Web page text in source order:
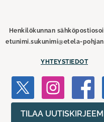
Henkilökunnan
etunimi.sukunimi@etela-
YHTEYSTIEDOT
TILAA